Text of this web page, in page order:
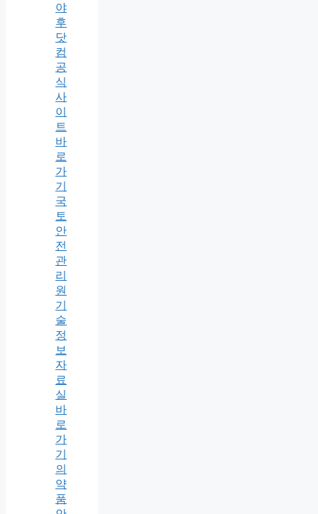
야
후
닷
컴
공
식
사
이
트
바
로
가
기
국
토
안
전
관
리
원
기
술
정
보
자
료
실
바
로
가
기
의
약
품